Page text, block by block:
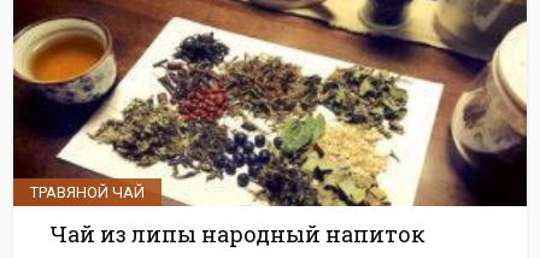
ТРАВЯНОЙ ЧАЙ
Чай из липы народный напиток